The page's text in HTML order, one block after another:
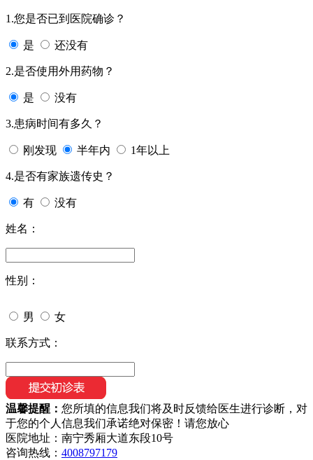
1.您是否已到医院确诊？
是 还没有
2.是否使用外用药物？
是 没有
3.患病时间有多久？
刚发现 半年内 1年以上
4.是否有家族遗传史？
有 没有
姓名：
性别：
男 女
联系方式：
温馨提醒： 您所填的信息我们将及时反馈给医生进行诊断，对
于您的个人信息我们承诺绝对保密！请您放心
医院地址：南宁秀厢大道东段10号
咨询热线： 4008797179